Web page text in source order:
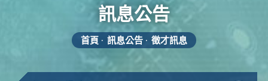
訊息公告
首頁 訊息公告 徵才訊息